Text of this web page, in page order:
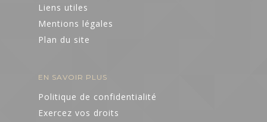
Liens utiles
Mentions légales
Plan du site
EN SAVOIR PLUS
Politique de confidentialité
Exercez vos droits